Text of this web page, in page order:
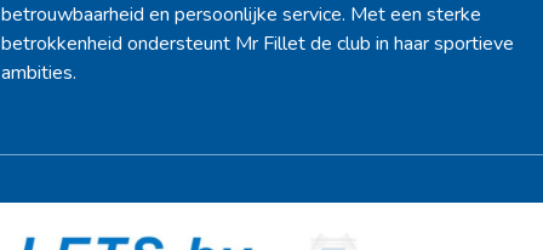
betrouwbaarheid en persoonlijke service. Met een sterke
betrokkenheid ondersteunt Mr Fillet de club in haar sportieve
ambities.